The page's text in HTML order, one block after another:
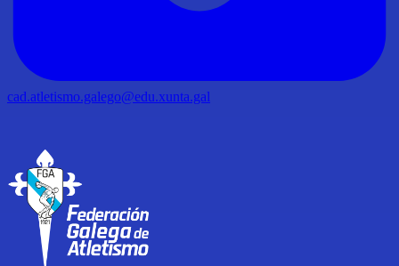
cad.atletismo.galego@edu.xunta.gal